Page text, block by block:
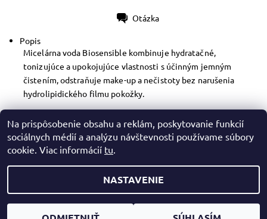
Otázka
Popis
Micelárna voda Biosensible kombinuje hydratačné,
tonizujúce a upokojujúce vlastnosti s účinným jemným
čistením, odstraňuje make-up a nečistoty bez narušenia
hydrolipidického filmu pokožky.
Po vyčistení pleti je potrebné micelárnu vodu opláchnuť
vlažnou vodou.
2026 © Mazreku Skin Boutique, všetky práva vyhradené
Upraviť nastavenie cookies
Na prispôsobenie obsahu a reklám, poskytovanie funkcií
sociálnych médií a analýzu návštevnosti používame súbory
cookie. Viac informácií tu.
NASTAVENIE